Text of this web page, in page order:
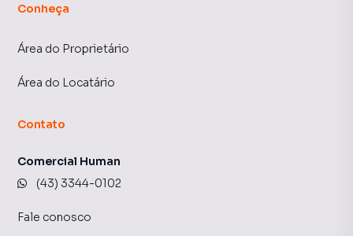
Conheça
Área do Proprietário
Área do Locatário
Contato
Comercial Human
(43) 3344-0102
Fale conosco